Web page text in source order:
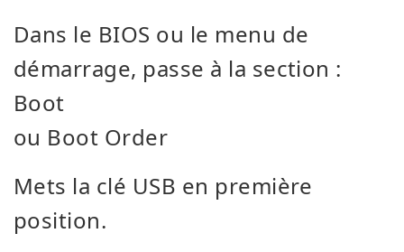
Dans le BIOS ou le menu de
démarrage, passe à la section :
Boot
ou Boot Order
Mets la clé USB en première
position.